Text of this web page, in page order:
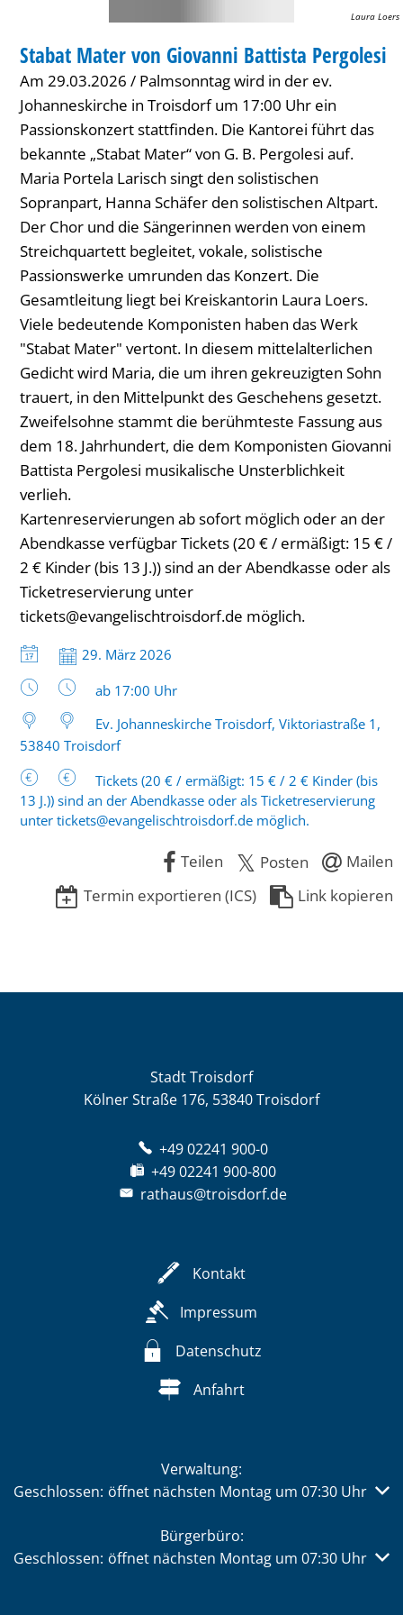
Laura Loers
KATEGORIE: KLASSIK
Stabat Mater von Giovanni Battista Pergolesi
Am 29.03.2026 / Palmsonntag wird in der ev.
Johanneskirche in Troisdorf um 17:00 Uhr ein
Passionskonzert stattfinden. Die Kantorei führt das
bekannte „Stabat Mater“ von G. B. Pergolesi auf.
Maria Portela Larisch singt den solistischen
Sopranpart, Hanna Schäfer den solistischen Altpart.
Der Chor und die Sängerinnen werden von einem
Streichquartett begleitet, vokale, solistische
Passionswerke umrunden das Konzert. Die
Gesamtleitung liegt bei Kreiskantorin Laura Loers.
Viele bedeutende Komponisten haben das Werk
"Stabat Mater" vertont. In diesem mittelalterlichen
Gedicht wird Maria, die um ihren gekreuzigten Sohn
trauert, in den Mittelpunkt des Geschehens gesetzt.
Zweifelsohne stammt die berühmteste Fassung aus
dem 18. Jahrhundert, die dem Komponisten Giovanni
Battista Pergolesi musikalische Unsterblichkeit
verlieh.
Kartenreservierungen ab sofort möglich oder an der
Abendkasse verfügbar Tickets (20 € / ermäßigt: 15 € /
2 € Kinder (bis 13 J.)) sind an der Abendkasse oder als
Ticketreservierung unter
tickets@evangelischtroisdorf.de möglich.
Datum:
29. März 2026
Uhrzeit:
ab 17:00 Uhr
Ev. Johanneskirche Troisdorf, Viktoriastraße 1,
53840 Troisdorf
Tickets (20 € / ermäßigt: 15 € / 2 € Kinder (bis
13 J.)) sind an der Abendkasse oder als Ticketreservierung
unter tickets@evangelischtroisdorf.de möglich.
Teilen Posten
Mailen
Termin exportieren (ICS)
Link kopieren
Stadt Troisdorf
Kölner Straße 176, 53840 Troisdorf
+49 02241 900-0
+49 02241 900-800
rathaus@troisdorf.de
Kontakt
Impressum
Datenschutz
Anfahrt
Verwaltung:
Klicken, um weitere Öffnungs- oder Schließzeiten
Geschlossen: öffnet nächsten Montag um 07:30 Uhr
Bürgerbüro:
Klicken, um weitere Öffnungs- oder Schließzeiten
Geschlossen: öffnet nächsten Montag um 07:30 Uhr